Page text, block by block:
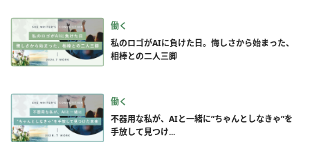
働く
私のロゴがAIに負けた日。悔しさから始まった、
相棒との二人三脚
働く
不器用な私が、AIと一緒に”ちゃんとしなきゃ”を
手放して見つけ...